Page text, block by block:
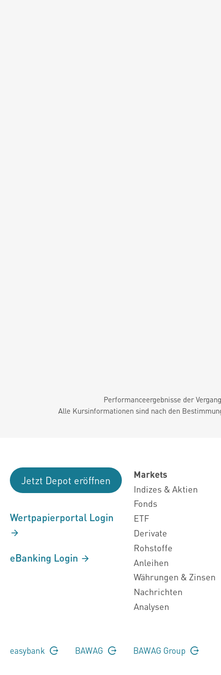
Performanceergebnisse der
Alle Kursinformationen sind nach den
Jetzt Depot eröffnen
Wertpapierportal Login
eBanking Login
Markets
Indizes & Aktien
Fonds
ETF
Derivate
Rohstoffe
Anleihen
Währungen & Zinsen
Nachrichten
Analysen
easybank BAWAG BAWAG Group